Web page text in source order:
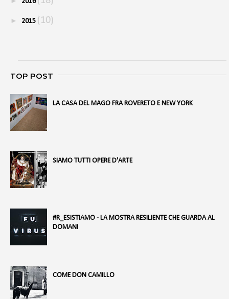
► 2015 (10)
TOP POST
LA CASA DEL MAGO FRA ROVERETO E NEW YORK
SIAMO TUTTI OPERE D'ARTE
#R_ESISTIAMO - LA MOSTRA RESILIENTE CHE GUARDA AL
DOMANI
COME DON CAMILLO